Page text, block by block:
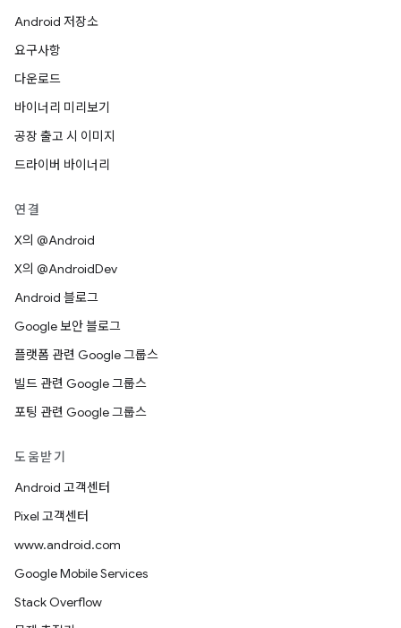
Android 저장소
요구사항
다운로드
바이너리 미리보기
공장 출고 시 이미지
드라이버 바이너리
연결
X의 @Android
X의 @AndroidDev
Android 블로그
Google 보안 블로그
플랫폼 관련 Google 그룹스
빌드 관련 Google 그룹스
포팅 관련 Google 그룹스
도움받기
Android 고객센터
Pixel 고객센터
www.android.com
Google Mobile Services
Stack Overflow